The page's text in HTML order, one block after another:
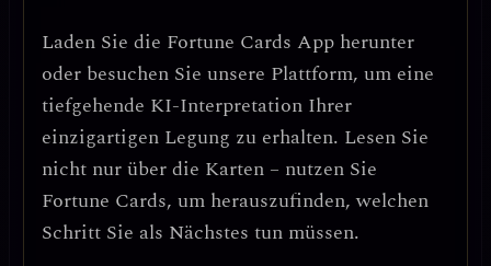
Laden Sie die Fortune Cards App herunter
oder besuchen Sie unsere Plattform, um eine
tiefgehende KI-Interpretation Ihrer
einzigartigen Legung zu erhalten. Lesen Sie
nicht nur über die Karten – nutzen Sie
Fortune Cards, um herauszufinden, welchen
Schritt Sie als Nächstes tun müssen.